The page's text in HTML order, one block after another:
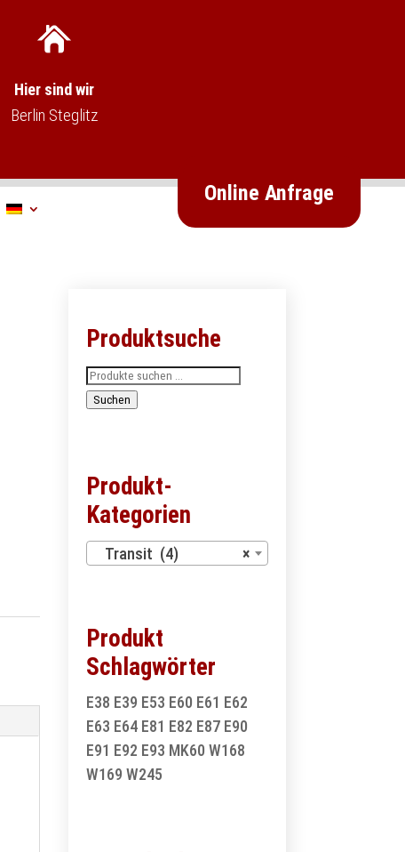
Hier sind wir
Berlin Steglitz
Online Anfrage
Produktsuche
Suchen
nach:
Suchen
Produkt-
Kategorien
×
Transit (4)
Produkt
Schlagwörter
E38 E39 E53 E60 E61 E62
E63 E64 E81 E82 E87 E90
E91 E92 E93 MK60 W168
W169 W245